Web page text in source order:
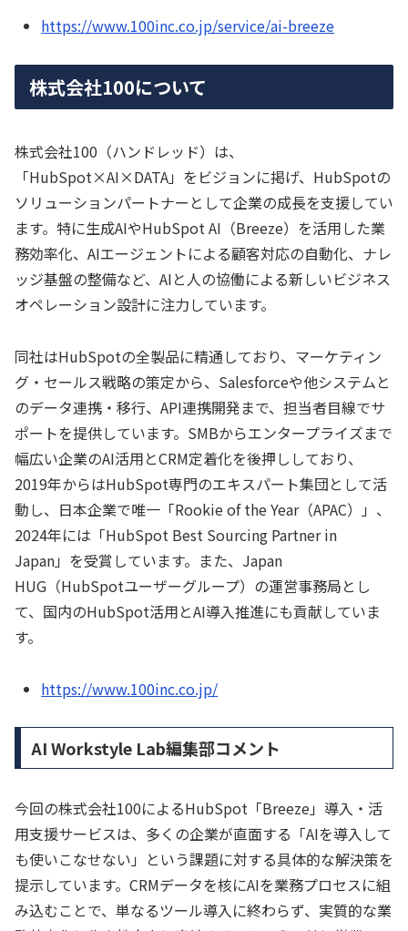
https://www.100inc.co.jp/service/ai-breeze
株式会社100について
株式会社100（ハンドレッド）は、
「HubSpot×AI×DATA」をビジョンに掲げ、HubSpotの
ソリューションパートナーとして企業の成長を支援してい
ます。特に生成AIやHubSpot AI（Breeze）を活用した業
務効率化、AIエージェントによる顧客対応の自動化、ナレ
ッジ基盤の整備など、AIと人の協働による新しいビジネス
オペレーション設計に注力しています。
同社はHubSpotの全製品に精通しており、マーケティン
グ・セールス戦略の策定から、Salesforceや他システムと
のデータ連携・移行、API連携開発まで、担当者目線でサ
ポートを提供しています。SMBからエンタープライズまで
幅広い企業のAI活用とCRM定着化を後押ししており、
2019年からはHubSpot専門のエキスパート集団として活
動し、日本企業で唯一「Rookie of the Year（APAC）」、
2024年には「HubSpot Best Sourcing Partner in
Japan」を受賞しています。また、Japan
HUG（HubSpotユーザーグループ）の運営事務局とし
て、国内のHubSpot活用とAI導入推進にも貢献していま
す。
https://www.100inc.co.jp/
AI Workstyle Lab編集部コメント
今回の株式会社100によるHubSpot「Breeze」導入・活
用支援サービスは、多くの企業が直面する「AIを導入して
も使いこなせない」という課題に対する具体的な解決策を
提示しています。CRMデータを核にAIを業務プロセスに組
み込むことで、単なるツール導入に終わらず、実質的な業